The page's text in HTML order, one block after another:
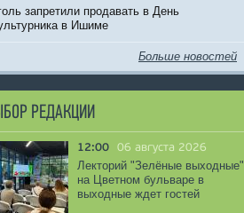
запретили продавать в День
в Ишиме
Больше новостей
РЕДАКЦИИ
12:00 06 августа 2026
Лекторий "Зелёные выходные"
на Цветном бульваре в
выходные ждет гостей